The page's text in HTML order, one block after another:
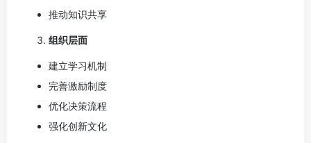
推动知识共享
组织层面
建立学习机制
完善激励制度
优化决策流程
强化创新文化